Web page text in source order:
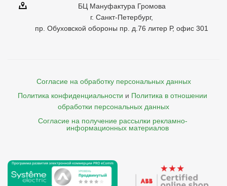
БЦ Мануфактура Громова
г. Санкт-Петербург,
пр. Обуховской обороны пр. д.76 литер Р, офис 301
Согласие на обработку персональных данных
Политика конфиденциальности и Политика в отношении
обработки персональных данных
Согласие на получение рассылки рекламно-
    информационных материалов